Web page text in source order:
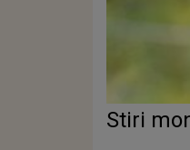
Stiri